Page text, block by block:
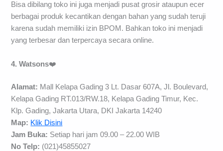
Bisa dibilang toko ini juga menjadi pusat grosir ataupun ecer
berbagai produk kecantikan dengan bahan yang sudah teruji
karena sudah memiliki izin BPOM. Bahkan toko ini menjadi
yang terbesar dan terpercaya secara online.
4. Watsons❤️
Alamat: Mall Kelapa Gading 3 Lt. Dasar 607A, Jl. Boulevard,
Kelapa Gading RT.013/RW.18, Kelapa Gading Timur, Kec.
Klp. Gading, Jakarta Utara, DKI Jakarta 14240
Map: Klik Disini
Jam Buka: Setiap hari jam 09.00 – 22.00 WIB
No Telp: (021)45855027